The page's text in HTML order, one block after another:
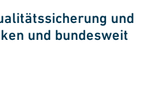
und
und bundesweit